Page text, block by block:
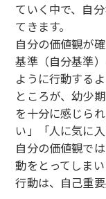
ていく中で、自
てきます。
自分の価値観が
基準（自分基準
ように行動するよ
ところが、幼少
を十分に感じら
い」「人に気に
自分の価値観で
動をとってしま
行動は、自己重